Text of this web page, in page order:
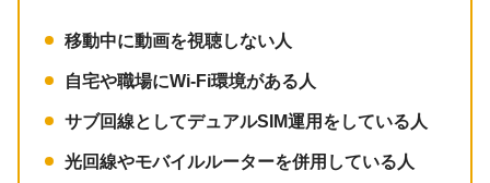
移動中に動画を視聴しない人
自宅や職場にWi-Fi環境がある人
サブ回線としてデュアルSIM運用をしている人
光回線やモバイルルーターを併用している人